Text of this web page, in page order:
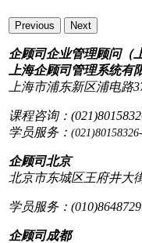
Previous Next
企顾司企业管理顾问（
上海企顾司管理系统有
上海市浦东新区浦电路
课程咨询：
学员服务：
企顾司北京
北京市东城区王府井大
学员服务：
企顾司成都